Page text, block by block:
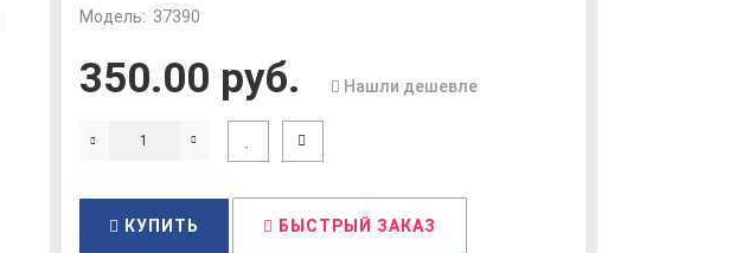
Модель: 37390
350.00 руб. Нашли дешевле
КУПИТЬ БЫСТРЫЙ ЗАКАЗ